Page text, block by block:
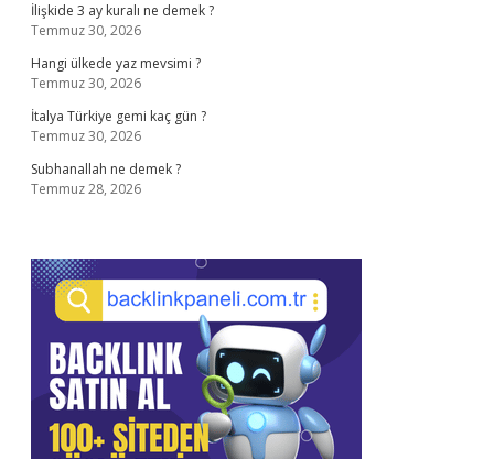
İlişkide 3 ay kuralı ne demek ?
Temmuz 30, 2026
Hangi ülkede yaz mevsimi ?
Temmuz 30, 2026
İtalya Türkiye gemi kaç gün ?
Temmuz 30, 2026
Subhanallah ne demek ?
Temmuz 28, 2026